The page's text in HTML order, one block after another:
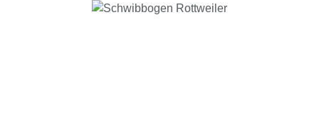
Bildergalerie überspringen